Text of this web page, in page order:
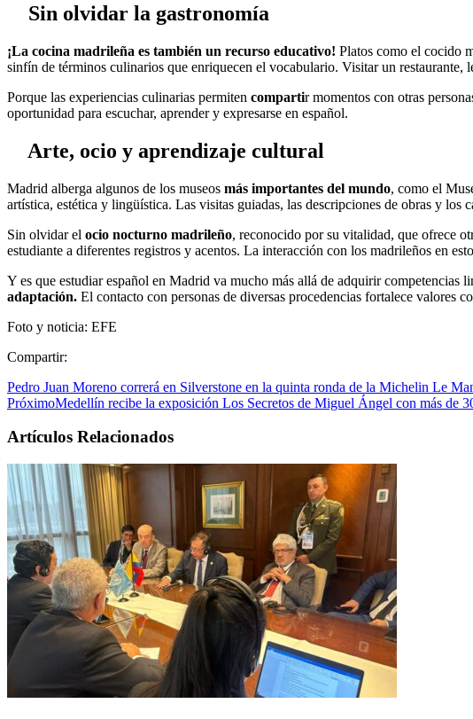
Sin olvidar la gastronomía
¡La cocina madrileña es también un recurso educativo! Platos como el cocido
sinfín de términos culinarios que enriquecen el vocabulario. Visitar un restaurante,
Porque las experiencias culinarias permiten compartir momentos con otras
oportunidad para escuchar, aprender y expresarse en español.
Arte, ocio y aprendizaje cultural
Madrid alberga algunos de los museos más importantes del mundo, como el
artística, estética y lingüística. Las visitas guiadas, las descripciones de obras y
Sin olvidar el ocio nocturno madrileño, reconocido por su vitalidad, que ofrece
estudiante a diferentes registros y acentos. La interacción con los madrileños en
Y es que estudiar español en Madrid va mucho más allá de adquirir competencias
adaptación. El contacto con personas de diversas procedencias fortalece valores
Foto y noticia: EFE
Compartir:
Pedro Juan Moreno correrá en Silverstone en la quinta ronda de la Michelin Le
PróximoMedellín recibe la exposición Los Secretos de Miguel Ángel con más de
Artículos Relacionados